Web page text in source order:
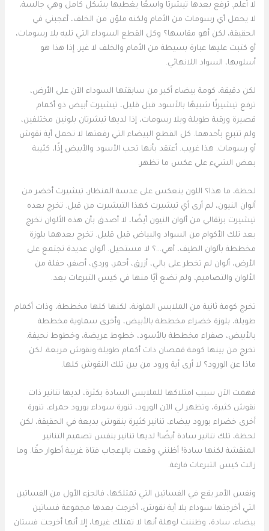
لا أعلم. ترفع بعدها تيشرتًا واسعًا يغطيها بشكل كامل وهي جالسة،
لا يحمل أي رسومات من الأمام ولكنه ملوّن من الخلف، أعجبني في
الحقيقة، لكن أهو مقاسها؟ وكل القطع السوداء التي تليه بلا رسومات،
أو كتبت عليها عبارة بسيطة من الأمام والخلف لا غير. إذا هذا هو
أسلوبها، السواد اللانهائي.
لكن دقيقة، كومة بيضاء أكبر من سابقتها السوداء الآن على الأرض،
ترفع تيشيرتًا شبيهًا بالأسود قبل قليل، تيشيرت أبيض ذو أكمام
قصيرة ورقبة طويلة وبلا رسومات، إذا لديها تيشرتان بلونين مختلفين،
ولم تتبرع بأحدهما. كل القطع البيضاء التي رفعتها لا تحمل أية نقوش
أو رسومات. هذا غريب. أعتقد بأنها تحب الأسود والأبيض إذًا، كئيبة
بعض الشيء على عكس ما تظهر.
لحظة، ما هذا؟ اللون ينعكس على عدسة المنظار، تيشيرت أخضر من
ألوان النيون، لم أرى أي تيشيرت كهذا التيشيرت من قبل. تخرج بعده
تيشيرت برتقالي من ألوان النيون أيضًا، لا أصدق بأن هذه الألوان تخرج
بعد تلك الأكوام من السواد والبياض قبل قليل. تخرج بعدهما بلوزة
مخططة بألوان الطيف، أهي…؟ لا مستحيل. ألوان عديدة تجتمع على
الأرض، ألوان لم تخطر على بالي، أزرق، أحمر، وردي، أصفر، حفلة من
الألوان والتصاميم، ولم تضع أيًا منها في كيس التبرعات بعد.
تخرج كومة ثانية من الملابس الملونة، لكنها كلها مخططة، وذات أكمام
طويلة، بلوزة خضراء مخططة بالأبيض، وأخرى سماوية مخططة
بالأبيض، صفراء مخططة بالأسود، خطوط عريضة، وخطوط نحيفة.
تخرج من بينها كومة قمصان ذات أكمام طويلة ونقوش مربعة. لكن
ماذا عن الورود؟ لا أرى أية ورود من بين تلك النقوش كلها.
فهمت الآن سبب امتلاكها للملابس السادة بكثرة، لديها تنانير ذات
نقوش كثيرة، وتظهر لي الآن الورود، تنورة سوداء بورود حمراء، تنورة
أخرى خضراء بورود بيضاء، تنانير كثيرة بنقوش بديعة في الحقيقة، لكن
لحظة، تلك تنانير سادة أيضًا! لديها تنانير بنفس تصميم التنانير
المنقشة لكنها سادة! أظنني وقعت بالإعجاب فتاة غريبة أطوار حقًا. وما
زالت كيس التبرعات فارغة.
ونفس الأمر يقع في الفساتين التي تمتلكها، فالجزء الأول من الفساتين
التي أخرجتها سوداء بلا أية نقوش، أخرجت بعدها مجموعة فساتين
بيضاء، سادة، وظننت لوهلة أنها لا تمتلك غيرها، إلا أنها أخرجت فستان